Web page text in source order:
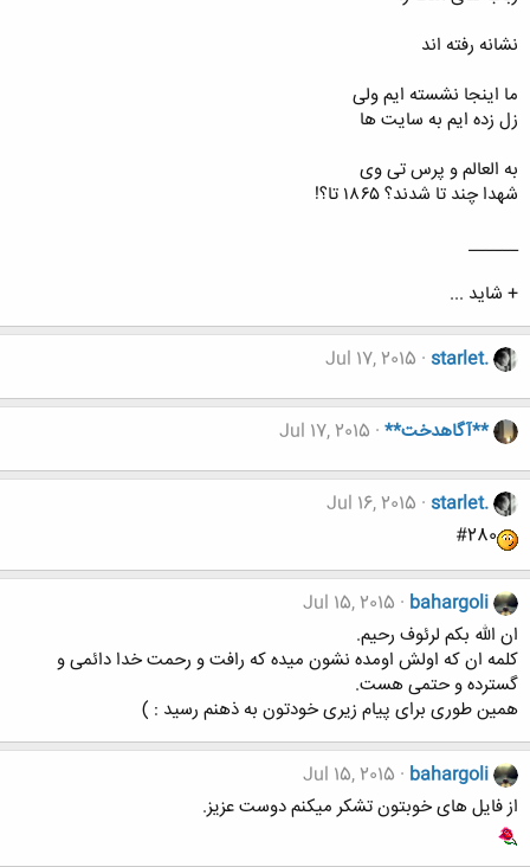
نشانه رفته اند
ما اینجا نشسته ایم ولی
زل زده ایم به سایت ها
به العالم و پرس تی وی
شهدا چند تا شدند؟ ۱۸۶۵ تا؟!
______
+ شايد ...
starlet.
Jul 17, 2015
**آگاهدخت** Jul 17, 2015
starlet.
Jul 16, 2015
#280
bahargoli
Jul 15, 2015
ان الله بکم لرئوف رحیم.
کلمه ان که اولش اومده نشون میده که رافت و رحمت خدا دائمی و
گسترده و حتمی هست.
همین طوری برای پیام زیری خودتون به ذهنم رسید : )
bahargoli
Jul 15, 2015
از فایل های خوبتون تشکر میکنم دوست عزیز.